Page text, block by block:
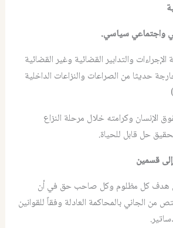
واجتماعي سياسي.
والتدابير القضائية وغير القضائية
حديثا من الصراعات والنزاعات الداخلية
الإنسان وكرامته خلال مرحلة النزاع
حل قابل للحياة.
قسمين
كل مظلوم وكل صاحب حق في أن
الجاني بالمحاكمة العادلة وفقاً للقوانين